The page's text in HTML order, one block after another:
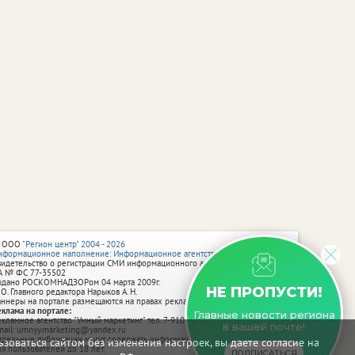
сайтом без изменения настроек, вы даете согласие на
НЕ ПРОПУСТИ!
Главные новости региона
в вашей почте!
"Регион центр" 2004 - 2026
наполнение: Информационное агентство vRossii.ru
о регистрации СМИ информационного агентства vRossii.ru
№ ФС 77‑35502
РОСКОМНАДЗОРом 04 марта 2009г.
Главного редактора Нарыков А. Н.
на портале размещаются на правах рекламы.
на портале:
агентство "Умный маркетинг" тел. 7-910-267-70-40,
umnyy.marketing@yandex.ru
публикации могут содержать информацию, не предназначенную
пользователей до 18 лет.